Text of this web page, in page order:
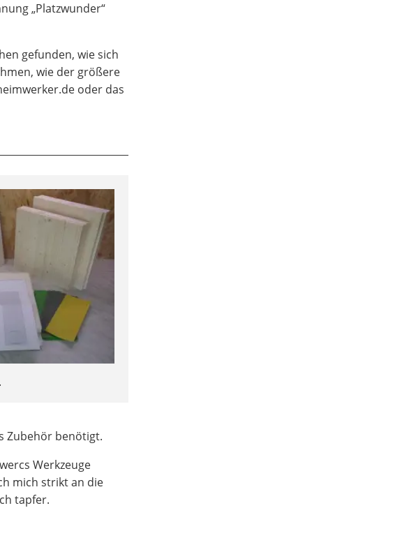
„Platzwunder“
gefunden, wie sich
wie der größere
oder das
Zubehör benötigt.
Werkzeuge
mich strikt an die
tapfer.